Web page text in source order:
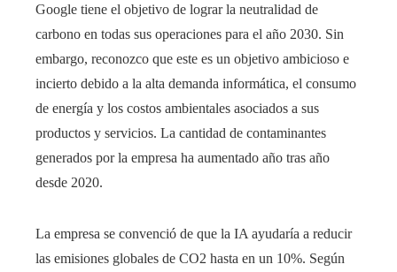
Google tiene el objetivo de lograr la neutralidad de
carbono en todas sus operaciones para el año 2030. Sin
embargo, reconozco que este es un objetivo ambicioso e
incierto debido a la alta demanda informática, el consumo
de energía y los costos ambientales asociados a sus
productos y servicios. La cantidad de contaminantes
generados por la empresa ha aumentado año tras año
desde 2020.
La empresa se convenció de que la IA ayudaría a reducir
las emisiones globales de CO2 hasta en un 10%. Según